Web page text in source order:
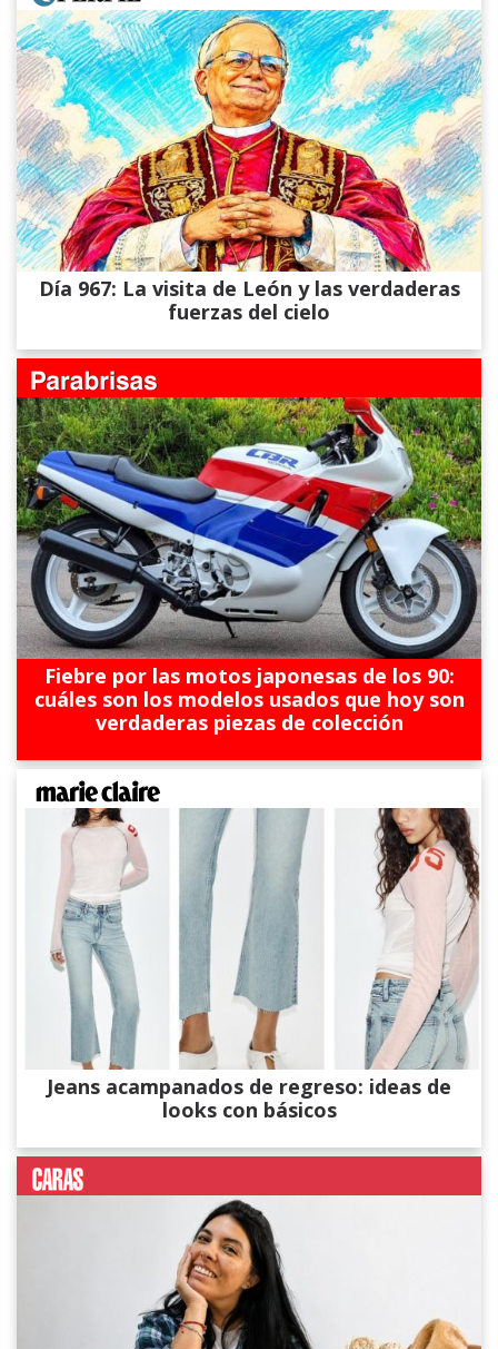
Día 967: La visita de León y las verdaderas
fuerzas del cielo
Fiebre por las motos japonesas de los 90:
cuáles son los modelos usados que hoy son
verdaderas piezas de colección
Jeans acampanados de regreso: ideas de
looks con básicos